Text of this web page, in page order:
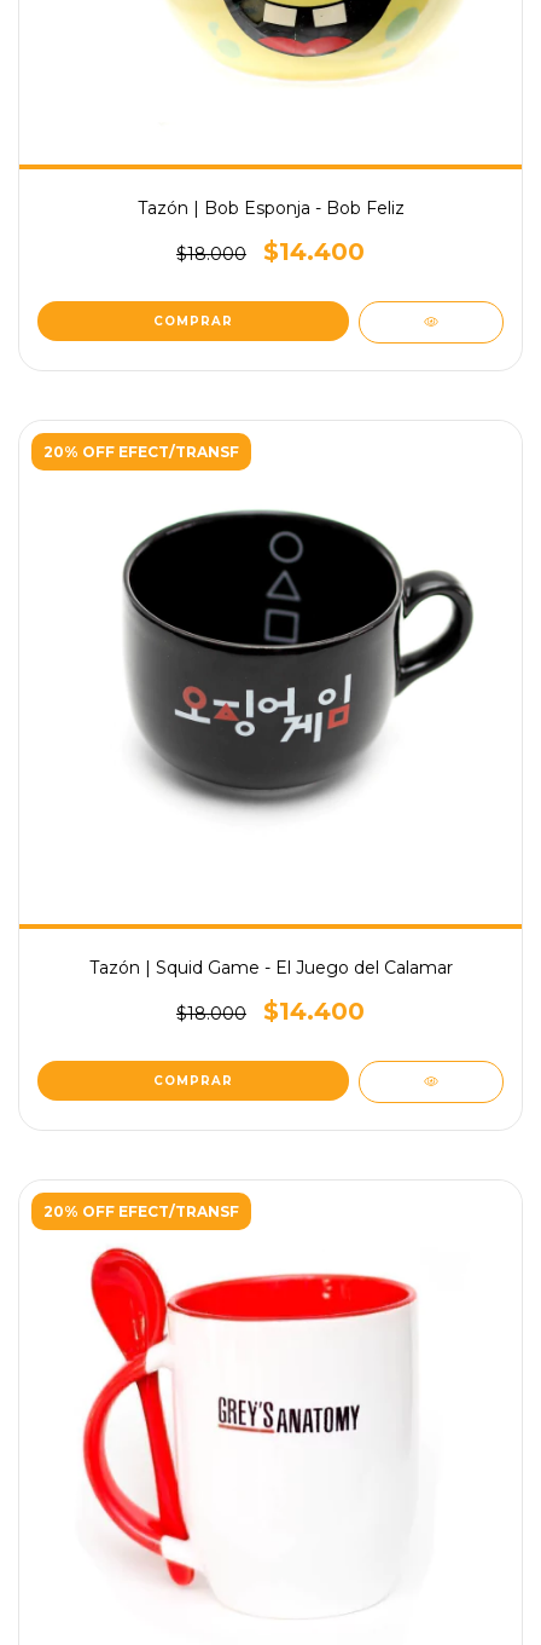
Tazón | Bob Esponja - Bob Feliz
$18.000 $14.400
20% OFF EFECT/TRANSF
Tazón | Squid Game - El Juego del Calamar
$18.000 $14.400
20% OFF EFECT/TRANSF